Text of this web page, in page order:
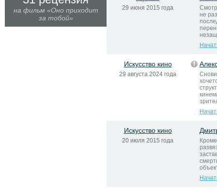
на фильм «Оно приходит
за тобой»
29 июня 2015 года
не
Искусство кино
29 августа 2024 года
Искусство кино
20 июля 2015 года